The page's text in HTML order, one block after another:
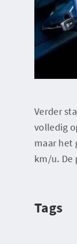
Verder
volledig
maar het
km/u. De
Tags